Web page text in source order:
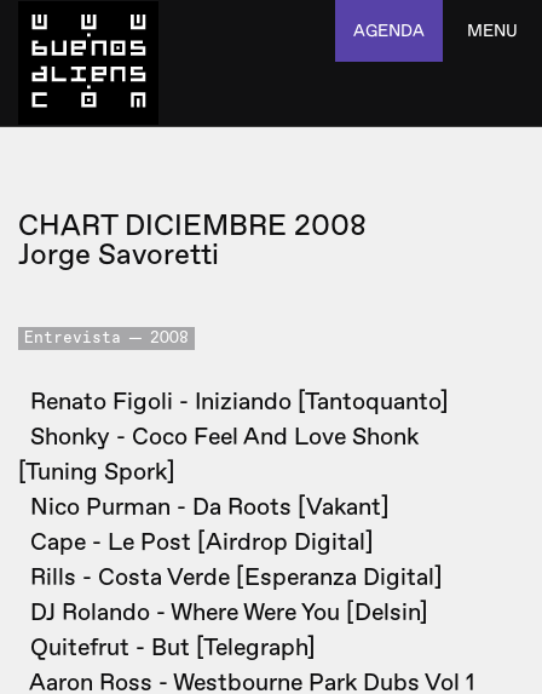
AGENDA MENU
CHART DICIEMBRE 2008
Jorge Savoretti
Entrevista 2008
Renato Figoli - Iniziando [Tantoquanto]
Shonky - Coco Feel And Love Shonk
[Tuning Spork]
Nico Purman - Da Roots [Vakant]
Cape - Le Post [Airdrop Digital]
Rills - Costa Verde [Esperanza Digital]
DJ Rolando - Where Were You [Delsin]
Quitefrut - But [Telegraph]
Aaron Ross - Westbourne Park Dubs Vol 1